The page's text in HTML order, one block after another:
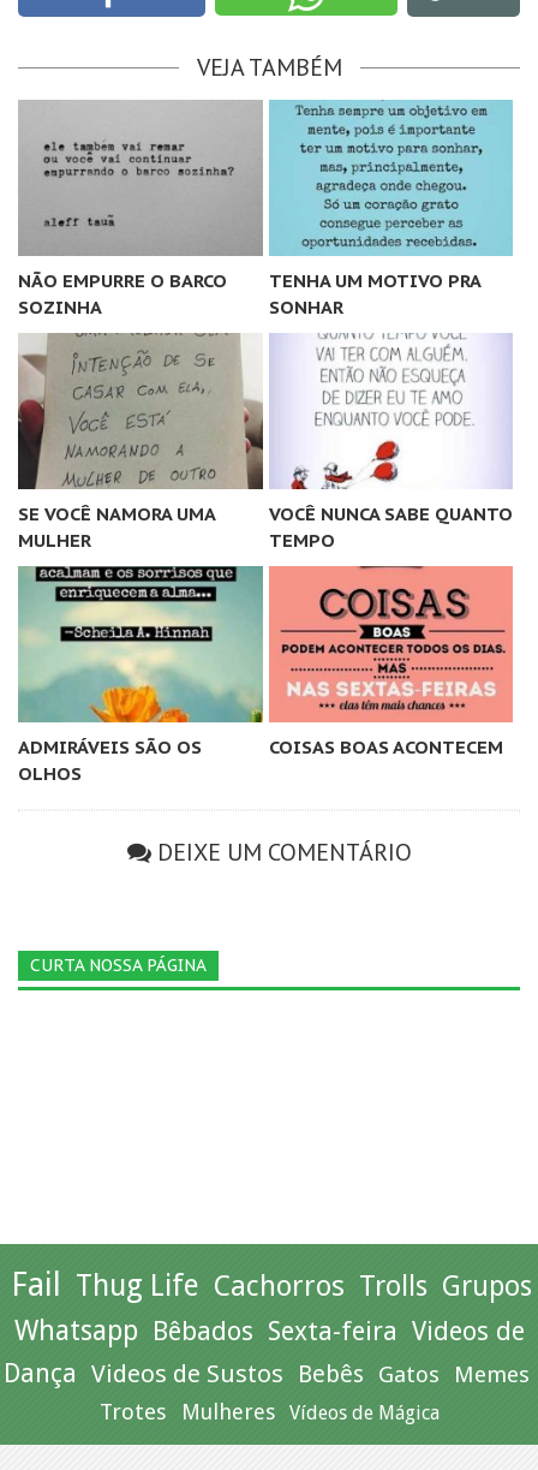
VEJA TAMBÉM
NÃO EMPURRE O BARCO
SOZINHA
TENHA UM MOTIVO PRA
SONHAR
SE VOCÊ NAMORA UMA
MULHER
VOCÊ NUNCA SABE QUANTO
TEMPO
ADMIRÁVEIS SÃO OS
OLHOS
COISAS BOAS ACONTECEM
DEIXE UM COMENTÁRIO
CURTA NOSSA PÁGINA
Fail Thug Life Cachorros Trolls Grupos
Whatsapp Bêbados Sexta-feira Videos de
Dança Videos de Sustos Bebês Gatos Memes
Trotes Mulheres Vídeos de Mágica